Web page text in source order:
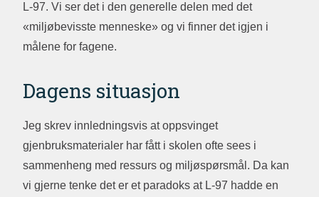
L-97. Vi ser det i den generelle delen med det
«miljøbevisste menneske» og vi finner det igjen i
målene for fagene.
Dagens situasjon
Jeg skrev innledningsvis at oppsvinget
gjenbruksmaterialer har fått i skolen ofte sees i
sammenheng med ressurs og miljøspørsmål. Da kan
vi gjerne tenke det er et paradoks at L-97 hadde en